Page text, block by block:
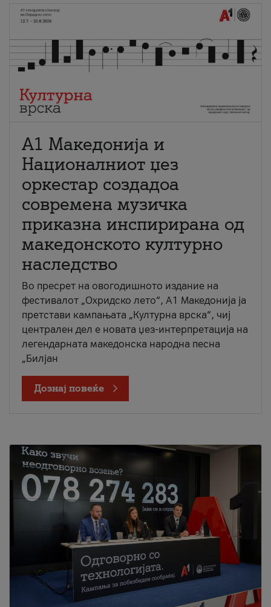
А1 Македонија и
Националниот џез
оркестар создадоа
современа музичка
приказна инспирирана од
македонското културно
наследство
Во пресрет на овогодишното издание на
фестивалот „Охридско лето“, А1 Македонија ја
претстави кампањата „Културна врска“, чиј
централен дел е новата џез-интерпретација на
легендарната македонска народна песна
„Билјан
Дознај повеќе